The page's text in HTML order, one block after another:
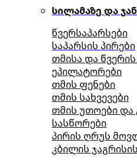
სილამაზე და
წვერსაპარსები
საპარსის პირები
თმისა და
ეპილატორები
თმის ფენები
თმის სახვევები
თმის უთოები და
სასწორები
პირის ღრუს
კბილის